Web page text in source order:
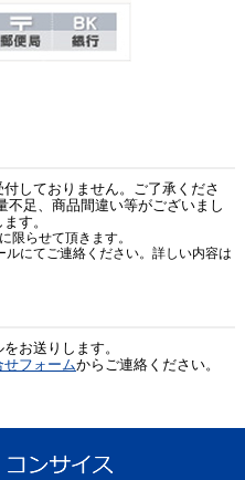
しておりません。ご了承くださ
不足、商品間違い等がございまし
す。
限らせて頂きます。
にてご連絡ください。詳しい内容は
お送りします。
せフォームからご連絡ください。